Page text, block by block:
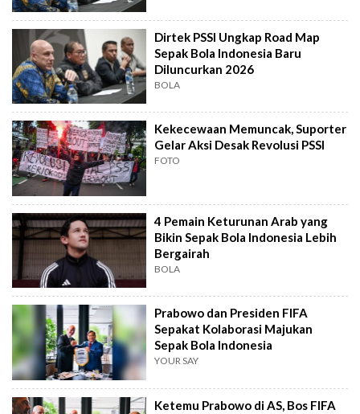
Dirtek PSSI Ungkap Road Map
Sepak Bola Indonesia Baru
Diluncurkan 2026
BOLA
Kekecewaan Memuncak, Suporter
Gelar Aksi Desak Revolusi PSSI
FOTO
4 Pemain Keturunan Arab yang
Bikin Sepak Bola Indonesia Lebih
Bergairah
BOLA
Prabowo dan Presiden FIFA
Sepakat Kolaborasi Majukan
Sepak Bola Indonesia
YOUR SAY
Ketemu Prabowo di AS, Bos FIFA